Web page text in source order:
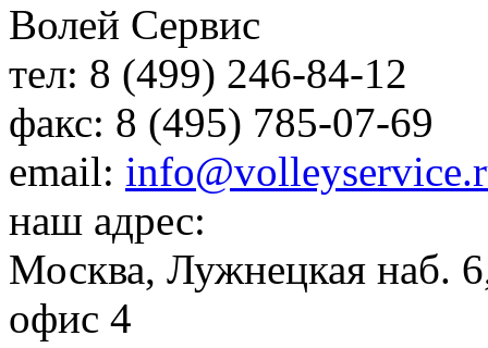
Волей Сервис
тел: 8 (499) 246-84-12
факс: 8 (495) 785-07-69
email:
наш адрес:
Москва, Лужнецкая наб.
офис 4